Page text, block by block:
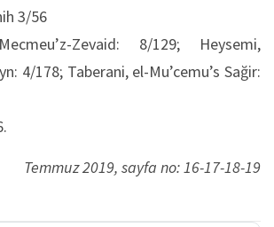
3/56
Zevaid: 8/129; Heysemi,
4/178; Taberani, el-Mu’cemu’s Sağir:
Temmuz 2019, sayfa no: 16-17-18-19